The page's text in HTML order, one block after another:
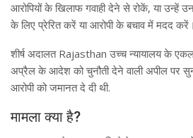
आरोपियों के खिलाफ गवाही देने से रोकें, या
के लिए प्रेरित करें या आरोपी के बचाव में मदद
शीर्ष अदालत Rajasthan उच्च न्यायालय के एकल
अप्रैल के आदेश को चुनौती देने वाली अपील पर
आरोपी को जमानत दे दी थी.
मामला क्या है?